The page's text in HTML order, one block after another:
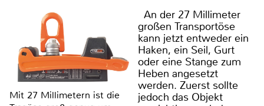
Mit 27 Millimetern ist die
An der 27 Millimeter
großen Transportöse
kann jetzt entweder ein
Haken, ein Seil, Gurt
oder eine Stange zum
Heben angesetzt
werden. Zuerst sollte
jedoch das Objekt